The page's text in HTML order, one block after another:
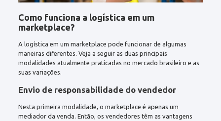
Como funciona a logística em um
marketplace?
A logística em um marketplace pode funcionar de algumas
maneiras diferentes. Veja a seguir as duas principais
modalidades atualmente praticadas no mercado brasileiro e as
suas variações.
Envio de responsabilidade do vendedor
Nesta primeira modalidade, o marketplace é apenas um
mediador da venda. Então, os vendedores têm as vantagens